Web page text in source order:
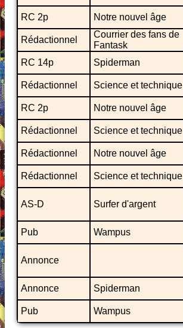
RC 2p Notre nouvel âge
Rédactionnel
Courrier des fans de
Fantask
RC 14p
Spiderman
Rédactionnel Science et technique
RC 2p Notre nouvel âge
Rédactionnel Science et technique
Rédactionnel Notre nouvel âge
Rédactionnel Science et technique
AS-D Surfer d'argent
Pub Wampus
Annonce
Annonce Spiderman
Pub
Wampus